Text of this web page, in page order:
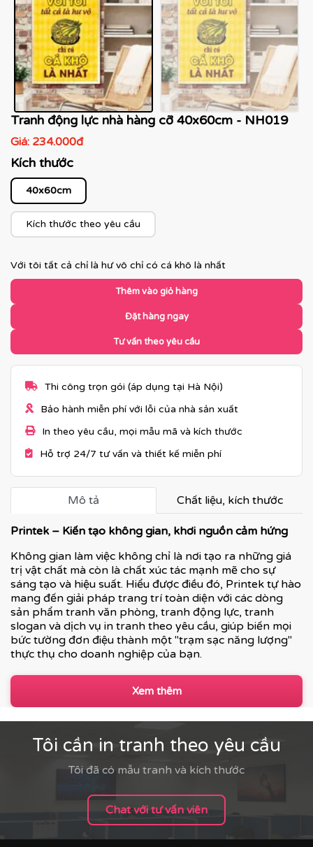
Tranh động lực nhà hàng cỡ 40x60cm - NH019
Giá: 234.000đ
Kích thước
40x60cm
Kích thước theo yêu cầu
Với tôi tất cả chỉ là hư vô chỉ có cá khô là nhất
Thêm vào giỏ hàng
Đặt hàng ngay
Tư vấn theo yêu cầu
Thi công trọn gói (áp dụng tại Hà Nội)
Bảo hành miễn phí với lỗi của nhà sản xuất
In theo yêu cầu, mọi mẫu mã và kích thước
Hỗ trợ 24/7 tư vấn và thiết kế miễn phí
Mô tả Chất liệu, kích thước
Printek – Kiến tạo không gian, khơi nguồn cảm hứng
Không gian làm việc không chỉ là nơi tạo ra những giá
trị vật chất mà còn là chất xúc tác mạnh mẽ cho sự
sáng tạo và hiệu suất. Hiểu được điều đó, Printek tự hào
mang đến giải pháp trang trí toàn diện với các dòng
sản phẩm tranh văn phòng, tranh động lực, tranh
slogan và dịch vụ in tranh theo yêu cầu, giúp biến mọi
bức tường đơn điệu thành một "trạm sạc năng lượng"
thực thụ cho doanh nghiệp của bạn.
Xem thêm
Tôi cần in tranh theo yêu cầu
Tôi đã có mẫu tranh và kích thước
Chat với tư vấn viên